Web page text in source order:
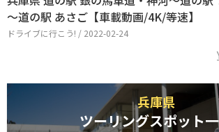
～道の駅 あさご【車載動画/4K/等速】
ドライブに行こう! / 2022-02-24
兵庫県
ツーリングスポット